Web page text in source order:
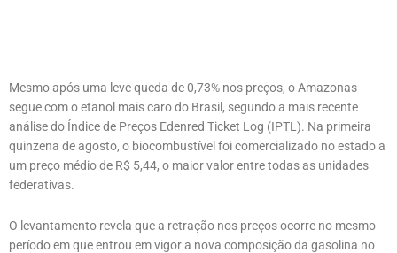
Mesmo após uma leve queda de 0,73% nos preços, o Amazonas
segue com o etanol mais caro do Brasil, segundo a mais recente
análise do Índice de Preços Edenred Ticket Log (IPTL). Na primeira
quinzena de agosto, o biocombustível foi comercializado no estado a
um preço médio de R$ 5,44, o maior valor entre todas as unidades
federativas.
O levantamento revela que a retração nos preços ocorre no mesmo
período em que entrou em vigor a nova composição da gasolina no